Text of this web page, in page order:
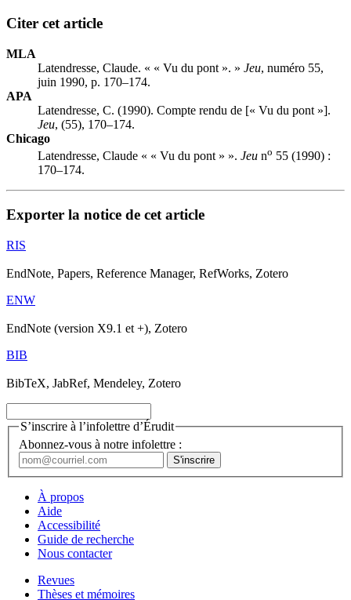
Citer cet article
MLA
Latendresse, Claude. « « Vu du pont ». » Jeu, numéro 55,
juin 1990, p. 170–174.
APA
Latendresse, C. (1990). Compte rendu de [« Vu du pont »].
Jeu, (55), 170–174.
Chicago
Latendresse, Claude « « Vu du pont » ». Jeu no 55 (1990) :
170–174.
Exporter la notice de cet article
RIS
EndNote, Papers, Reference Manager, RefWorks, Zotero
ENW
EndNote (version X9.1 et +), Zotero
BIB
BibTeX, JabRef, Mendeley, Zotero
S’inscrire à l’infolettre d’Érudit
Abonnez-vous à notre infolettre :
À propos
Aide
Accessibilité
Guide de recherche
Nous contacter
Revues
Thèses et mémoires